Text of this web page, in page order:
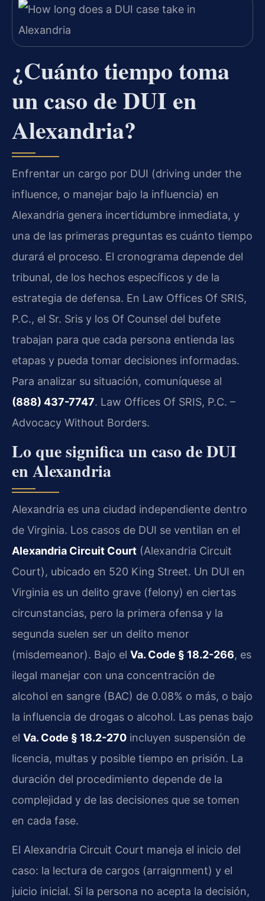
¿Cuánto tiempo toma
un caso de DUI en
Alexandria?
Enfrentar un cargo por DUI (driving under the
influence, o manejar bajo la influencia) en
Alexandria genera incertidumbre inmediata, y
una de las primeras preguntas es cuánto tiempo
durará el proceso. El cronograma depende del
tribunal, de los hechos específicos y de la
estrategia de defensa. En Law Offices Of SRIS,
P.C., el Sr. Sris y los Of Counsel del bufete
trabajan para que cada persona entienda las
etapas y pueda tomar decisiones informadas.
Para analizar su situación, comuníquese al
(888) 437-7747. Law Offices Of SRIS, P.C. –
Advocacy Without Borders.
Lo que significa un caso de DUI
en Alexandria
Alexandria es una ciudad independiente dentro
de Virginia. Los casos de DUI se ventilan en el
Alexandria Circuit Court (Alexandria Circuit
Court), ubicado en 520 King Street. Un DUI en
Virginia es un delito grave (felony) en ciertas
circunstancias, pero la primera ofensa y la
segunda suelen ser un delito menor
(misdemeanor). Bajo el Va. Code § 18.2-266, es
ilegal manejar con una concentración de
alcohol en sangre (BAC) de 0.08% o más, o bajo
la influencia de drogas o alcohol. Las penas bajo
el Va. Code § 18.2-270 incluyen suspensión de
licencia, multas y posible tiempo en prisión. La
duración del procedimiento depende de la
complejidad y de las decisiones que se tomen
en cada fase.
El Alexandria Circuit Court maneja el inicio del
caso: la lectura de cargos (arraignment) y el
juicio inicial. Si la persona no acepta la decisión,